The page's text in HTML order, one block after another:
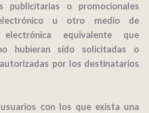
publicitarias o promocionales
u otro medio de
electrónica equivalente que
hubieran sido solicitadas o
por los destinatarios
con los que exista una